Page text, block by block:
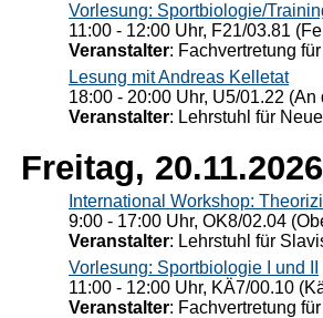
Vorlesung: Sportbiologie/
11:00 - 12:00 Uhr, F21/03.81
Veranstalter: Fachvertretung
Lesung mit Andreas Kelletat
18:00 - 20:00 Uhr, U5/01.22
Veranstalter: Lehrstuhl für
Freitag, 20.11.2026
International Workshop:
9:00 - 17:00 Uhr, OK8/02.04
Veranstalter: Lehrstuhl für
Vorlesung: Sportbiologie I und II
11:00 - 12:00 Uhr, KÄ7/00.10
Veranstalter: Fachvertretung